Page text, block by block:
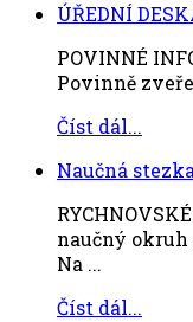
ÚŘEDNÍ
POVINNÉ
Povinně
Číst dál...
Naučná
naučný okruh
Na ...
Číst dál...